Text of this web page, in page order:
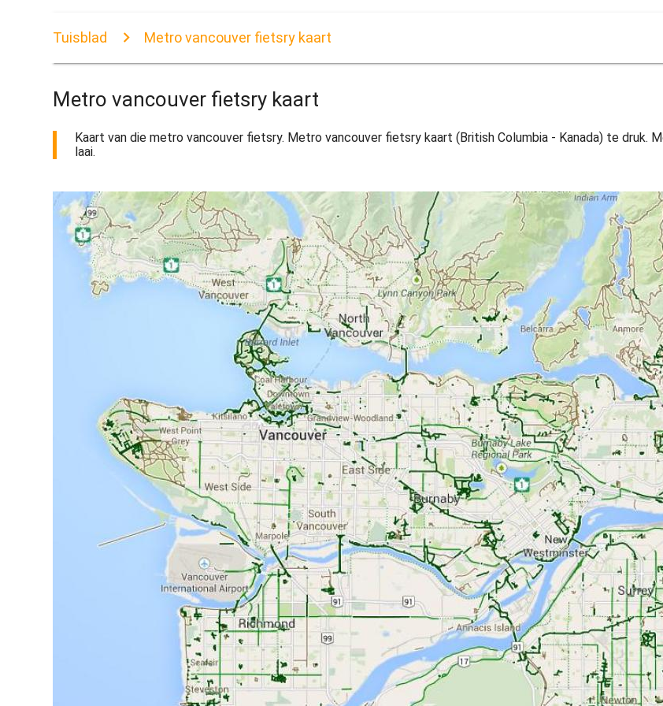
Tuisblad Metro vancouver fietsry kaart
Metro vancouver fietsry kaart
Kaart van die metro vancouver fietsry. Metro vancouver fietsry kaart (British Columbia - Kanada) te druk.
laai.